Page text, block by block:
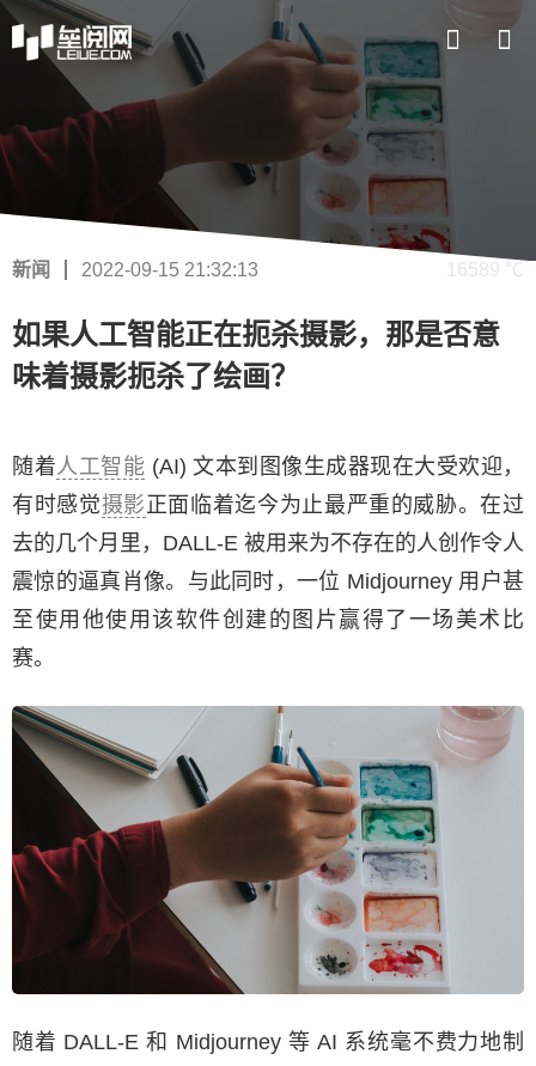
新闻 2022-09-15 21:32:13 16589 ℃
如果人工智能正在扼杀摄影，那是否意
味着摄影扼杀了绘画？
随着人工智能 (AI) 文本到图像生成器现在大受欢迎，
有时感觉摄影正面临着迄今为止最严重的威胁。在过
去的几个月里，DALL-E 被用来为不存在的人创作令人
震惊的逼真肖像。与此同时，一位 Midjourney 用户甚
至使用他使用该软件创建的图片赢得了一场美术比
赛。
随着 DALL-E 和 Midjourney 等 AI 系统毫不费力地制